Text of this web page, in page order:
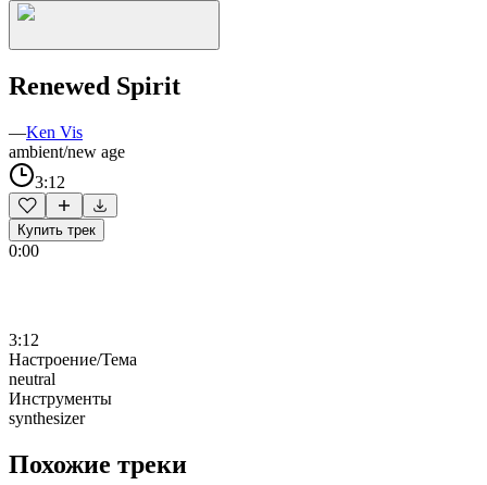
Renewed Spirit
—Ken Vis
ambient/new age
3:12
Купить трек
0:00
3:12
Настроение/Тема
neutral
Инструменты
synthesizer
Похожие треки